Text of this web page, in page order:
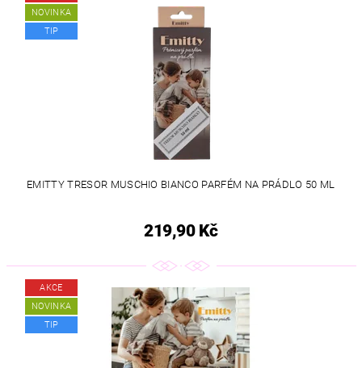
NOVINKA
TIP
EMITTY TRESOR MUSCHIO BIANCO PARFÉM NA PRÁDLO 50 ML
219,90 Kč
AKCE
NOVINKA
TIP